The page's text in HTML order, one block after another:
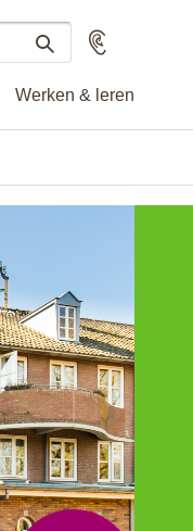
Werken & leren
Voorlezen